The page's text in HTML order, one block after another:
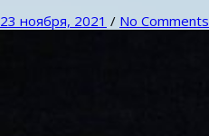
23 ноября, 2021 / No Comments